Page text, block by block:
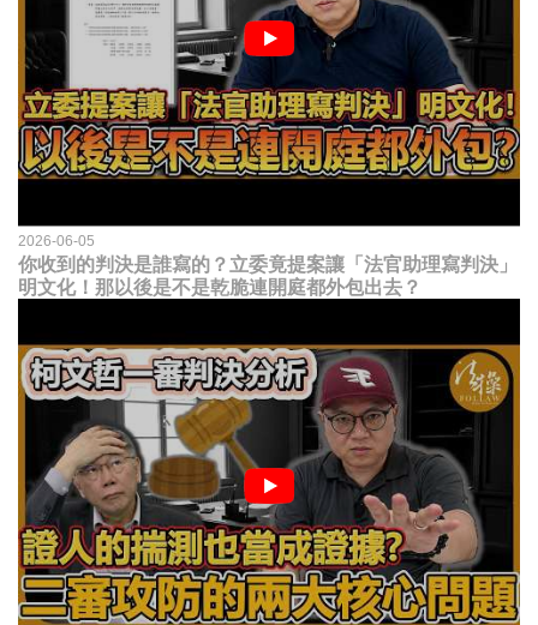
2026-06-05
你收到的判決是誰寫的？立委竟提案讓「法官助理寫判決」
明文化！那以後是不是乾脆連開庭都外包出去？